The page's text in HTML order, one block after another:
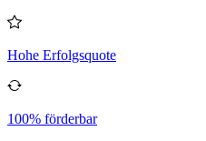
Hohe Erfolgsquote
100% förderbar